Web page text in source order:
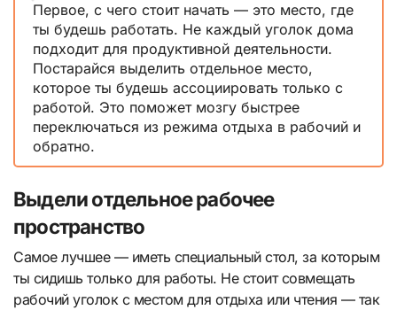
Первое, с чего стоит начать — это место, где
ты будешь работать. Не каждый уголок дома
подходит для продуктивной деятельности.
Постарайся выделить отдельное место,
которое ты будешь ассоциировать только с
работой. Это поможет мозгу быстрее
переключаться из режима отдыха в рабочий и
обратно.
Выдели отдельное рабочее
пространство
Самое лучшее — иметь специальный стол, за которым
ты сидишь только для работы. Не стоит совмещать
рабочий уголок с местом для отдыха или чтения — так